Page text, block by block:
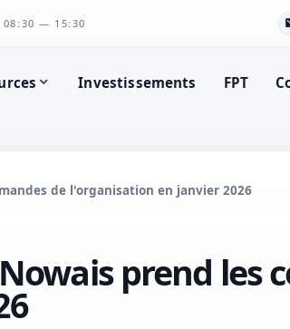
08:30 — 15:30
Investissements FPT
de l'organisation en janvier 2026
prend les